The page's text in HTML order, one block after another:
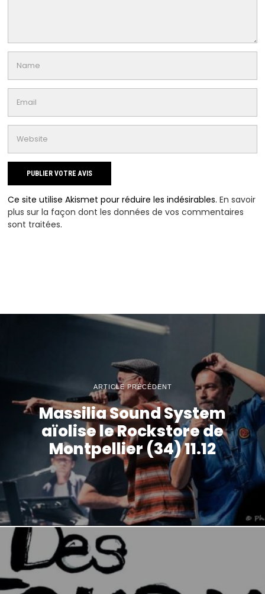
Ce site utilise Akismet pour réduire les indésirables.En savoir
plus sur la façon dont les données de vos commentaires
sont traitées.
ARTICLE PRÉCÉDENT
Massilia Sound System
aïolise le Rockstore de
Montpellier (34) 11.12